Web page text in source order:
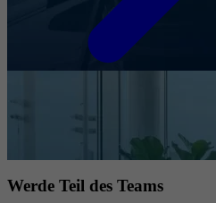
Werde Teil des Teams